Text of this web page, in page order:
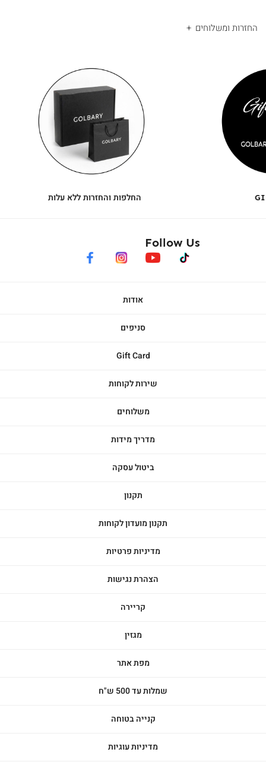
החזרות ומשלוחים
תומך
מכירה
עיגולים
(4)
החלפות והחזרות ללא עלות
אודות
סניפים
Gift Card
שירות לקוחות
משלוחים
מדריך מידות
ביטול עסקה
תקנון
תקנון מועדון לקוחות
מדיניות פרטיות
הצהרת נגישות
קריירה
מגזין
מפת אתר
שמלות עד 500 ש"ח
קנייה בטוחה
מדיניות עוגיות
Follow Us
facebook instagram youtube tiktok